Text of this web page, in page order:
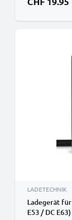
LADETECHNIK
Ladegerät für
E53 / DC